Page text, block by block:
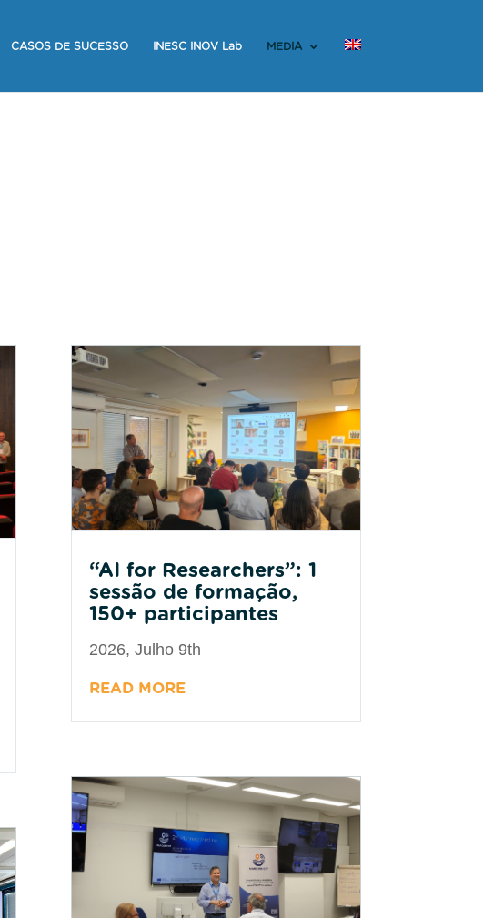
CASOS DE SUCESSO INESC INOV Lab MEDIA
“AI for Researchers”: 1
sessão de formação,
150+ participantes
2026, Julho 9th
READ MORE